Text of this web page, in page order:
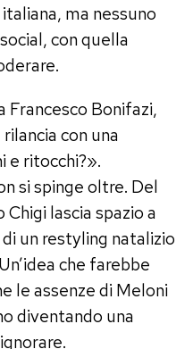
ma nessuno
con quella
Francesco Bonifazi,
con una
e ritocchi?».
si spinge oltre. Del
lascia spazio a
un restyling natalizio
che farebbe
le assenze di Meloni
diventando una